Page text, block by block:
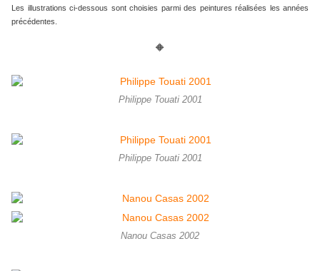
Les illustrations ci-dessous sont choisies parmi des peintures réalisées les années
précédentes.
🔶
Philippe Touati 2001
Philippe Touati 2001
Nanou Casas 2002